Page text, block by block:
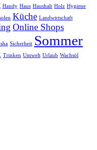
Handy Haus Haushalt Holz Hygiene
Küche Landwirtschaft
Online Shops
Sicherheit Sommer
Trinken Umwelt Urlaub Wachsöl